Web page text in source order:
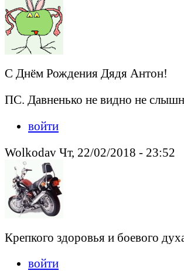
С Днём Рождения Дядя Антон!
ПС. Давненько не видно не
войти
Wolkodav Чт, 22/02/2018 - 23:52
Крепкого здоровья и боевого
войти